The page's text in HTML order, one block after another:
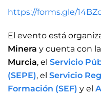
https://forms.gle/
El evento está
Minera y cuenta con
Murcia, el Servicio
(SEPE), el Servicio
Formación (SEF) y el